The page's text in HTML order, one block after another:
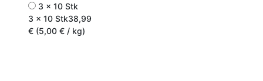
3 x 10 Stk
3 x 10 Stk38,99
€ (5,00 € / kg)